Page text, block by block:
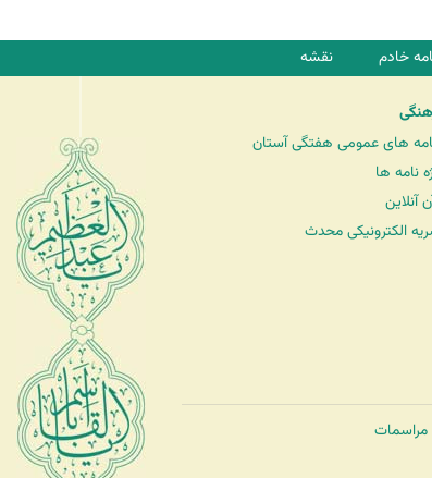
خادم نقشه
های عمومی هفتگی آستان
نامه ها
آنلاین
الکترونیکی محدث
مراسمات